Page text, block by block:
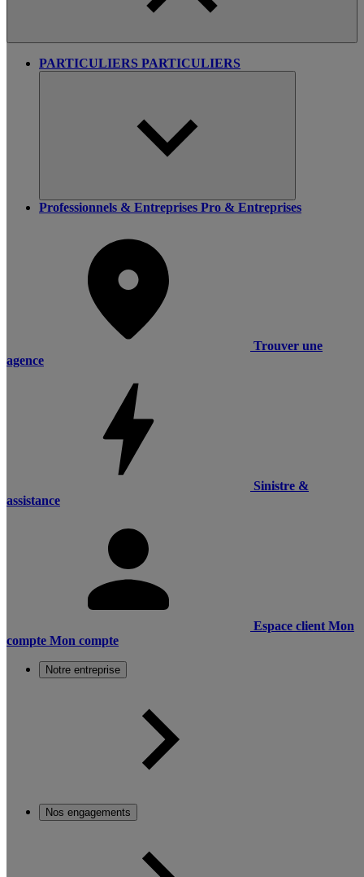
PARTICULIERS PARTICULIERS
Professionnels & Entreprises Pro & Entreprises
Trouver une
agence
Sinistre &
assistance
Espace client Mon
compte Mon compte
Notre entreprise
Nos engagements